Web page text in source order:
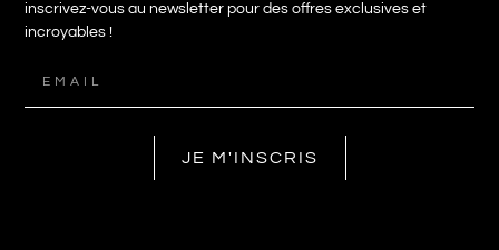
inscrivez-vous au newsletter pour des offres exclusives et
incroyables !
JE M'INSCRIS